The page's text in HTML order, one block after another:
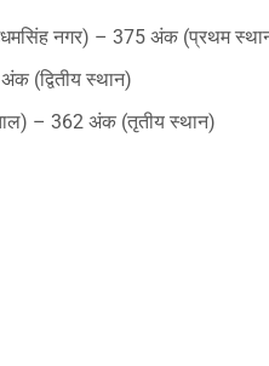
नगर) – 375 अंक (प्रथम
(द्वितीय स्थान)
– 362 अंक (तृतीय स्थान)